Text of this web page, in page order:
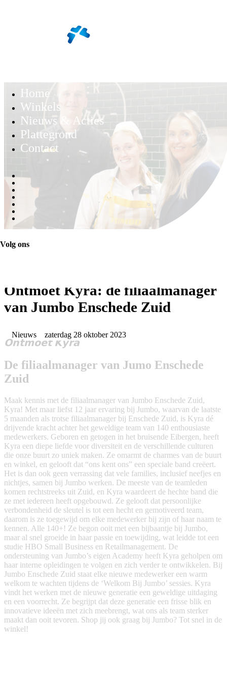
Ontmoet Kyra: de filiaalmanager
van Jumbo Enschede Zuid
Nieuws zaterdag 28 oktober 2023
Home
Winkels
Nieuws & Acties
Plattegrond
Contact
Volg ons
𝗢𝗻𝘁𝗺𝗼𝗲𝘁 𝗞𝘆𝗿𝗮
De filiaalmanager van Jumo Enschede
Zuid
Maak kennis met de filiaalmanager van Jumbo Enschede Zuid,
Kyra! Met maar liefst 12 jaar ervaring bij Jumbo, waarvan de laatste
5 maanden als trotse filiaalmanager bij Enschede Zuid, is Kyra dé
drijvende kracht achter het geweldige team van 140 enthousiaste
medewerkers. Geboren en getogen in het bruisende Eibergen, heeft
Kyra een diepe liefde voor diversiteit en de verschillende culturen
die onze buurt zo uniek maken. Ze omarmt de charmes van de buurt
en winkel, en gelooft dat “ons kent ons” een speciale band creëert.
Het is dan ook geen verrassing dat vele families, inclusief neefjes en
nichtjes, samen bij Jumbo werken. De meeste van de teamleden
komen rechtstreeks uit Zuid, en Kyra waardeert de hechte band die
ze met iedereen heeft opgebouwd. Ze gelooft dat persoonlijke
verbondenheid de sleutel is tot een hecht en gemotiveerd team,
daarom is ze toegewijd om elke medewerker bij zijn of haar naam te
kennen. Alle 140+! Ze begon ooit met een bijbaantje bij Jumbo,
maar al snel groeide in haar passie en toewijding, wat leidde tot een
studie HBO Small Business en Retailmanagement. De
ondersteuning van Jumbo’s eigen Academy heeft Kyra geholpen om
haar interne opleidingen te volgen en zich verder te ontwikkelen. Bij
Jumbo Enschede Zuid staat elke nieuwe medewerker een warm
welkom te wachten tijdens de ‘Welkom Bij Jumbo’ sessies. Kyra
vindt het werken met de nieuwe generatie een geweldige uitdaging
en een voorrecht. Ze begrijpt dat deze generatie een frisse blik en
innovatieve ideeën met zich meebrengt, wat ons als team sterker
maakt dan ooit tevoren. Shop jij ook graag bij Jumbo? Tot snel in de
winkel!